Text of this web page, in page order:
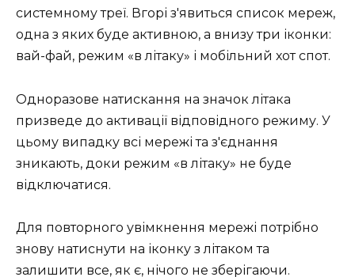
системному треї. Вгорі з'явиться список мереж,
одна з яких буде активною, а внизу три іконки:
вай-фай, режим «в літаку» і мобільний хот спот.
Одноразове натискання на значок літака
призведе до активації відповідного режиму. У
цьому випадку всі мережі та з'єднання
зникають, доки режим «в літаку» не буде
відключатися.
Для повторного увімкнення мережі потрібно
знову натиснути на іконку з літаком та
залишити все, як є, нічого не зберігаючи.